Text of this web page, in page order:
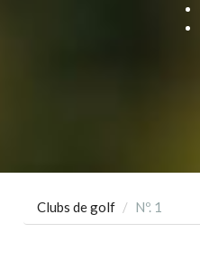
Clubs de golf Nº. 1